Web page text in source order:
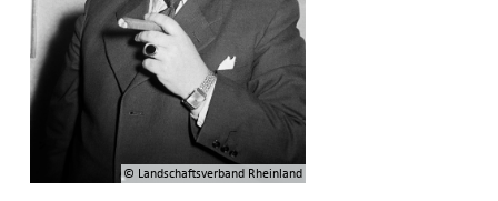
© Landschaftsverband Rheinland